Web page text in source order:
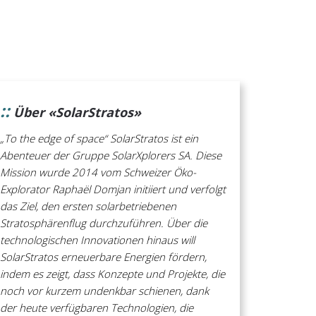
:: Über «SolarStratos»
„To the edge of space“ SolarStratos ist ein
Abenteuer der Gruppe SolarXplorers SA. Diese
Mission wurde 2014 vom Schweizer Öko-
Explorator Raphaël Domjan initiiert und verfolgt
das Ziel, den ersten solarbetriebenen
Stratosphärenflug durchzuführen. Über die
technologischen Innovationen hinaus will
SolarStratos erneuerbare Energien fördern,
indem es zeigt, dass Konzepte und Projekte, die
noch vor kurzem undenkbar schienen, dank
der heute verfügbaren Technologien, die